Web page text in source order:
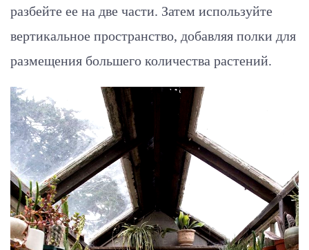
разбейте ее на две части. Затем используйте
вертикальное пространство, добавляя полки для
размещения большего количества растений.